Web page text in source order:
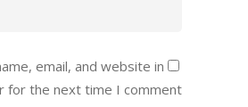
email, and website in
for the next time I comment.